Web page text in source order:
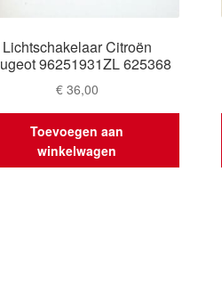
Lichtschakelaar Citroën
96251931ZL 625368
€36,00
Toevoegen aan
winkelwagen